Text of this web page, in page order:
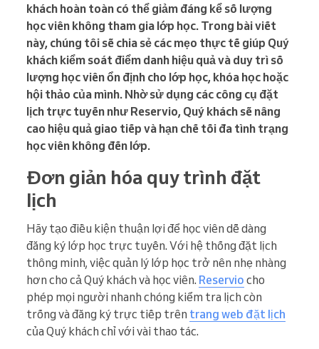
khách hoàn toàn có thể giảm đáng kể số lượng
học viên không tham gia lớp học. Trong bài viết
này, chúng tôi sẽ chia sẻ các mẹo thực tế giúp Quý
khách kiểm soát điểm danh hiệu quả và duy trì số
lượng học viên ổn định cho lớp học, khóa học hoặc
hội thảo của mình. Nhờ sử dụng các công cụ đặt
lịch trực tuyến như Reservio, Quý khách sẽ nâng
cao hiệu quả giao tiếp và hạn chế tối đa tình trạng
học viên không đến lớp.
Đơn giản hóa quy trình đặt
lịch
Hãy tạo điều kiện thuận lợi để học viên dễ dàng
đăng ký lớp học trực tuyến. Với hệ thống đặt lịch
thông minh, việc quản lý lớp học trở nên nhẹ nhàng
hơn cho cả Quý khách và học viên. Reservio cho
phép mọi người nhanh chóng kiểm tra lịch còn
trống và đăng ký trực tiếp trên trang web đặt lịch
của Quý khách chỉ với vài thao tác.